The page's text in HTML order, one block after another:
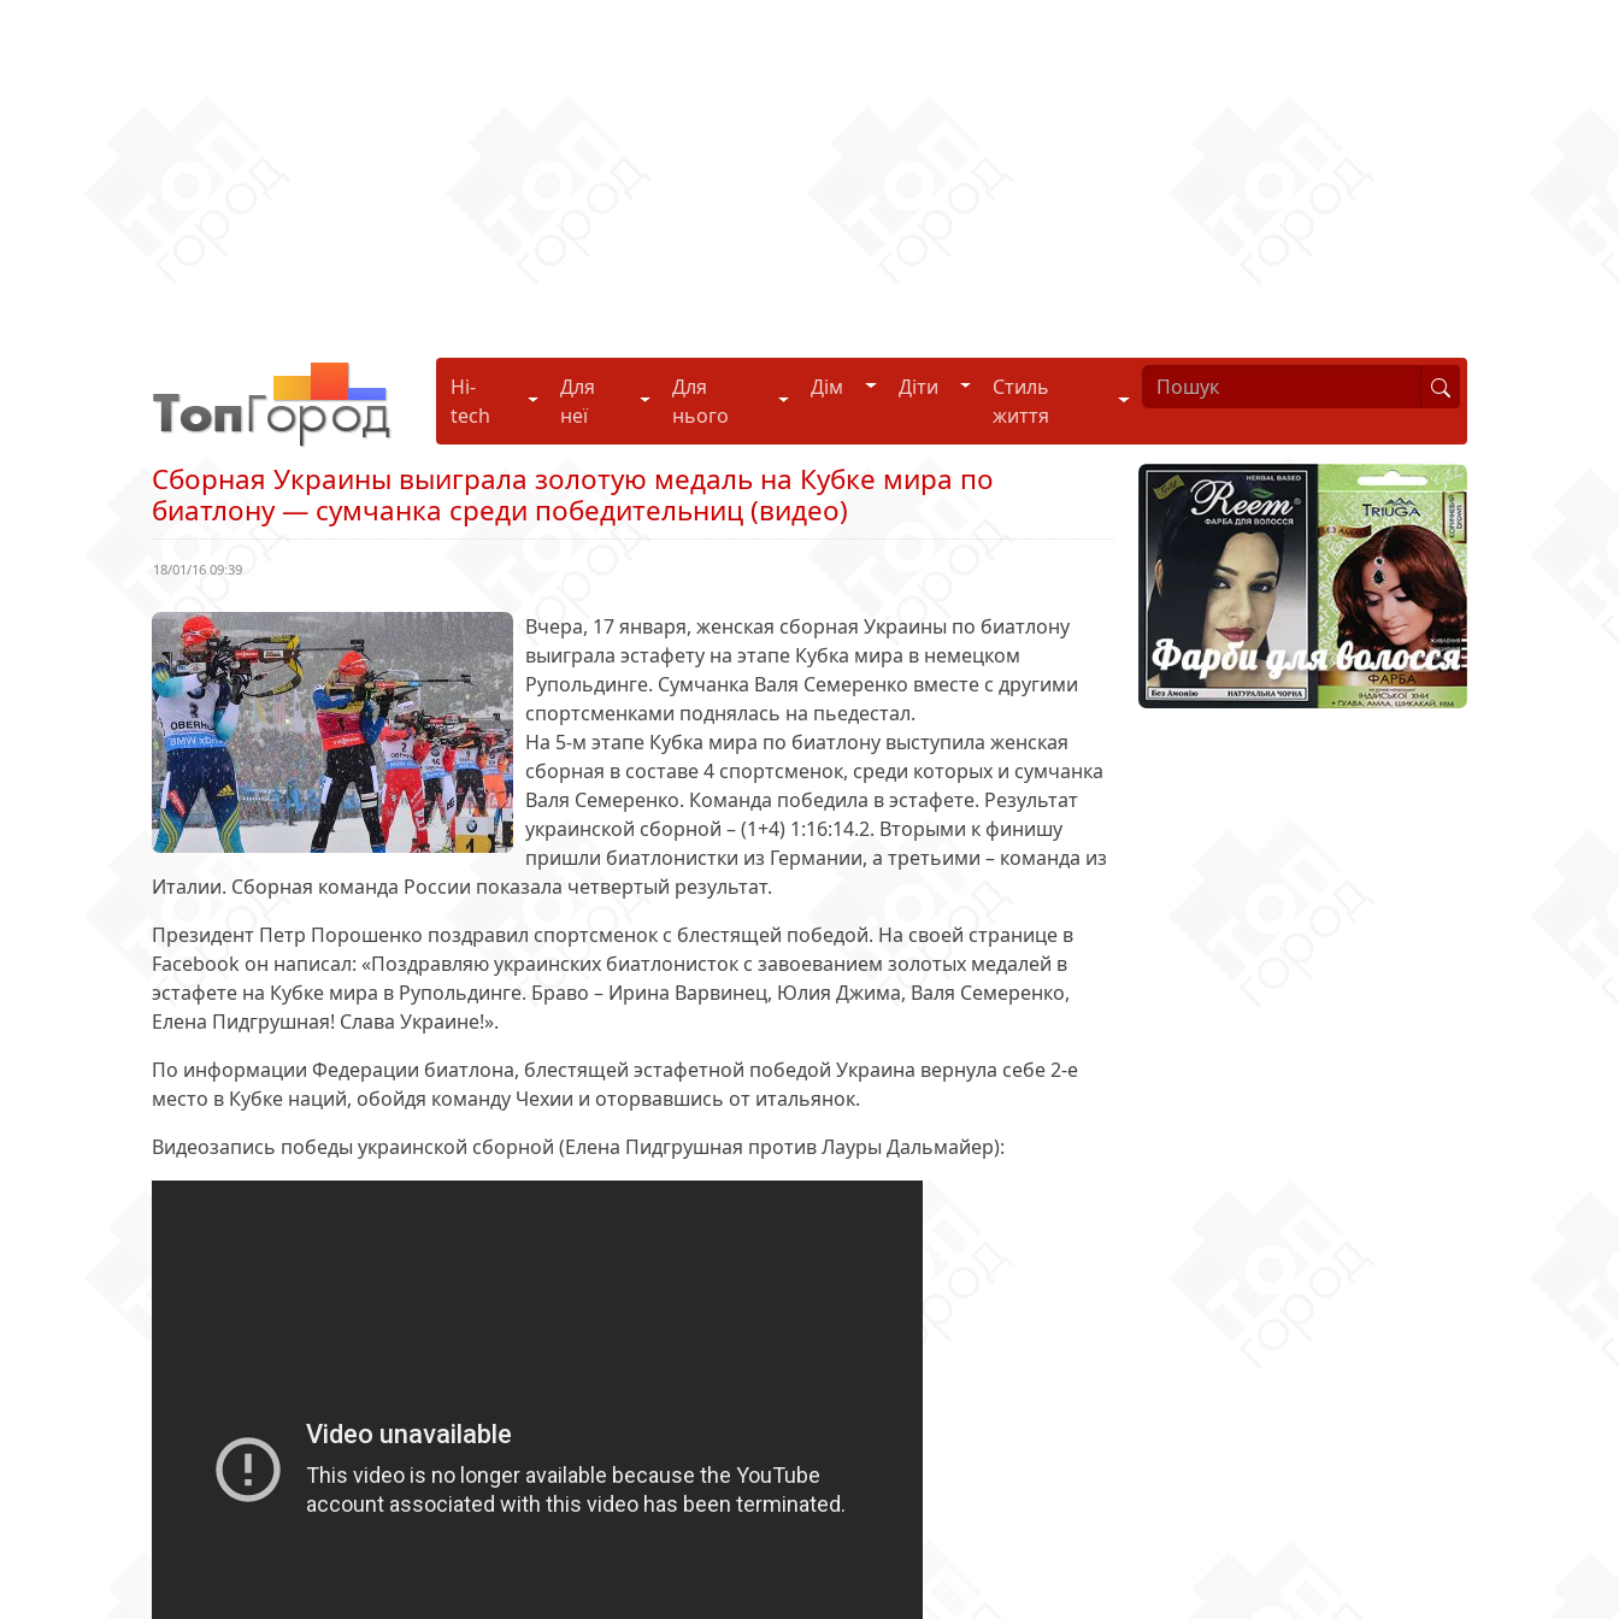
Hi-
tech
Hi-tech
Для
неї
Для неї
Для
нього
Для нього
Дім Дім Діти ДітиСтиль
життя
Стиль життя
Сборная Украины выиграла золотую медаль на Кубке мира по
биатлону — сумчанка среди победительниц (видео)
18/01/16 09:39
Вчера, 17 января, женская сборная Украины по биатлону
выиграла эстафету на этапе Кубка мира в немецком
Рупольдинге. Сумчанка Валя Семеренко вместе с другими
спортсменками поднялась на пьедестал.
На 5-м этапе Кубка мира по биатлону выступила женская
сборная в составе4 спортсменок, среди которых и сумчанка
Валя Семеренко. Команда победила в эстафете. Результат
украинской сборной – (1+4) 1:16:14.2. Вторыми к финишу
пришли биатлонистки из Германии, а третьими – команда из
Италии. Сборная команда России показала четвертый результат.
Президент Петр Порошенко поздравил спортсменок с блестящей победой. На своей странице в
Facebook он написал: «Поздравляю украинских биатлонисток с завоеванием золотых медалей в
эстафете на Кубке мира в Рупольдинге. Браво – Ирина Варвинец, Юлия Джима, Валя Семеренко,
Елена Пидгрушная! Слава Украине!».
По информации Федерации биатлона, блестящей эстафетной победой Украина вернула себе2-е
место в Кубке наций, обойдя команду Чехии и оторвавшись от итальянок.
Видеозапись победы украинской сборной (Елена Пидгрушная против Лауры Дальмайер):